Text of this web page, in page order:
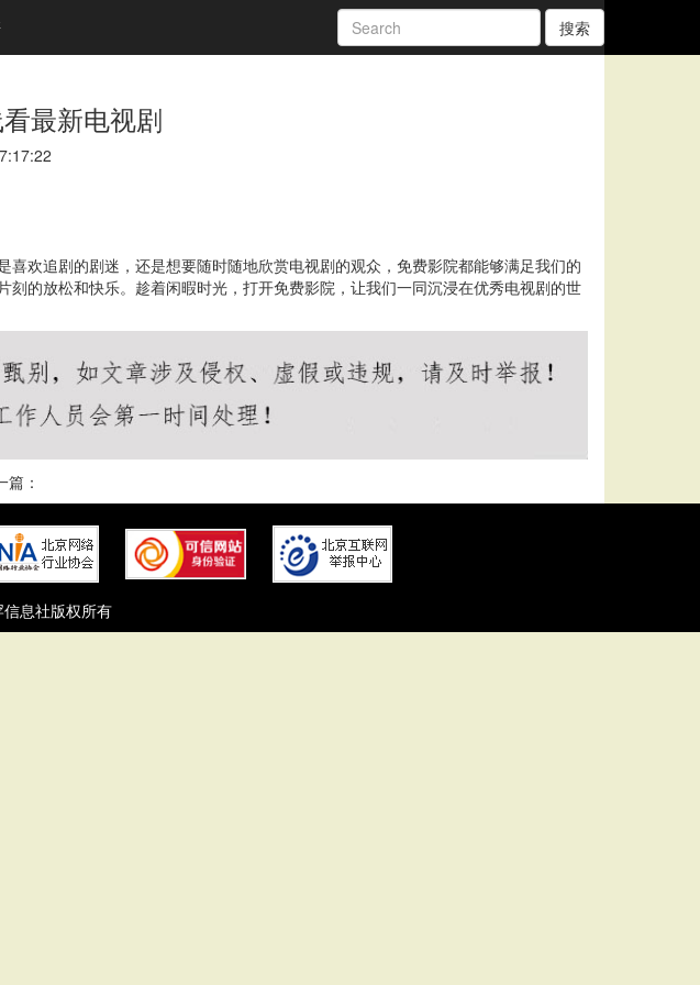
搜索
最新电视剧
欢追剧的剧迷，还是想要随时随地欣赏电视剧的观众，免费影院都能够满足我们的
的放松和快乐。趁着闲暇时光，打开免费影院，让我们一同沉浸在优秀电视剧的世
篇：
息社版权所有